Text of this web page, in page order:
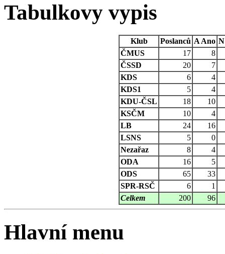
Tabulkovy vypis
Klub Poslanců A Ano N
ČMUS
17
8
ČSSD
20
7
KDS
6
4
KDS1
5
4
KDU-ČSL
18
10
KSČM
10
4
LB
24
16
LSNS
5
0
Nezařaz
8
4
ODA
16
5
ODS
65
33
SPR-RSČ
6
1
Celkem
200 96
Hlavní menu